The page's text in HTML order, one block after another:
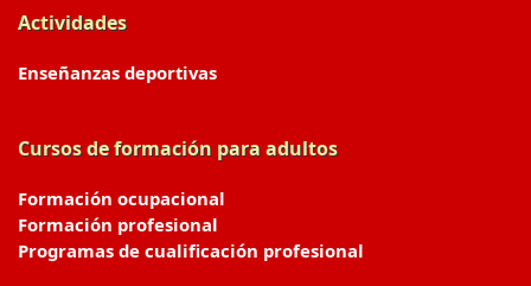
Actividades
Enseñanzas deportivas
Cursos de formación para adultos
Formación ocupacional
Formación profesional
Programas de cualificación profesional